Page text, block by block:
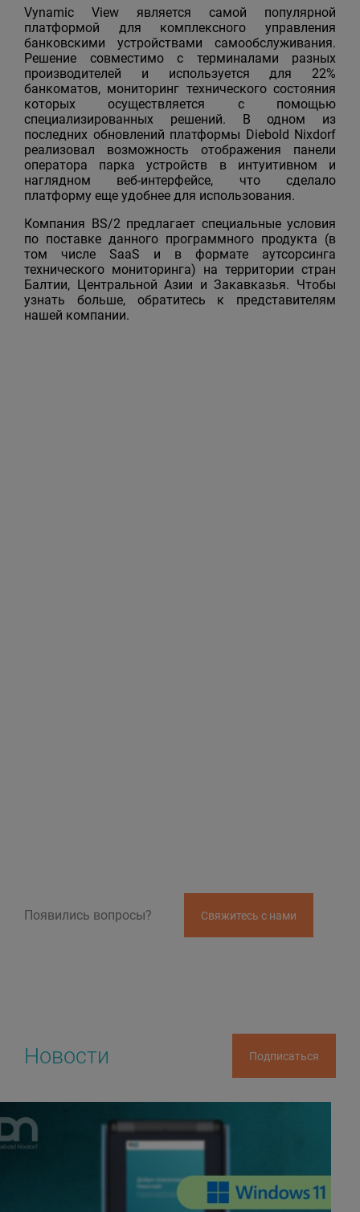
Vynamic View является самой популярной
платформой для комплексного управления
банковскими устройствами самообслуживания.
Решение совместимо с терминалами разных
производителей и используется для 22%
банкоматов, мониторинг технического состояния
которых осуществляется с помощью
специализированных решений. В одном из
последних обновлений платформы Diebold Nixdorf
реализовал возможность отображения панели
оператора парка устройств в интуитивном и
наглядном веб-интерфейсе, что сделало
платформу еще удобнее для использования.
Компания BS/2 предлагает специальные условия
по поставке данного программного продукта (в
том числе SaaS и в формате аутсорсинга
технического мониторинга) на территории стран
Балтии, Центральной Азии и Закавказья. Чтобы
узнать больше, обратитесь к представителям
нашей компании.
Появились вопросы? Свяжитесь с нами
Новости Подписаться